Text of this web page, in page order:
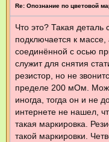
Re: Опознание по цветовой
Что это? Такая деталь
подключается к массе,
соединённой с осью
служит для снятия
резистор, но не
пределе 200 мОм.
иногда, тогда он и не
интернете не нашел,
такая маркировка.
такой маркировки.